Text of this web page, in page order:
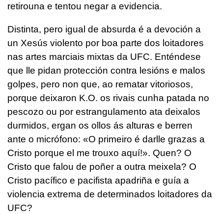
retirouna e tentou negar a evidencia.
Distinta, pero igual de absurda é a devoción a
un Xesús violento por boa parte dos loitadores
nas artes marciais mixtas da UFC. Enténdese
que lle pidan protección contra lesións e malos
golpes, pero non que, ao rematar vitoriosos,
porque deixaron K.O. os rivais cunha patada no
pescozo ou por estrangulamento ata deixalos
durmidos, ergan os ollos ás alturas e berren
ante o micrófono: «O primeiro é darlle grazas a
Cristo porque el me trouxo aquí!». Quen? O
Cristo que falou de poñer a outra meixela? O
Cristo pacífico e pacifista apadriña e guía a
violencia extrema de determinados loitadores da
UFC?